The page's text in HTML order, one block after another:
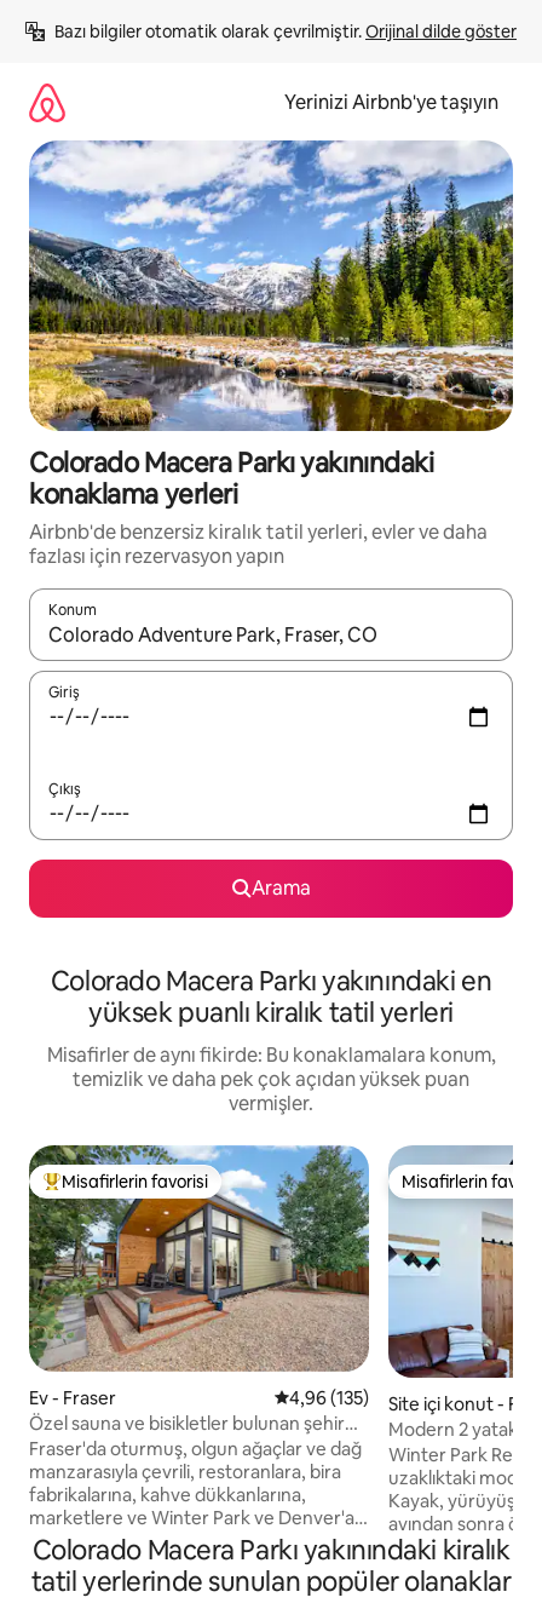
atla
Bazı bilgiler otomatik olarak çevrilmiştir. Orijinal dilde göster
Yerinizi Airbnb'ye taşıyın
Colorado Macera Parkı yakınındaki
konaklama yerleri
Airbnb'de benzersiz kiralık tatil yerleri, evler ve daha
fazlası için rezervasyon yapın
Konum
Sonuçlar kullanılabilir olduğunda yukarı ve aşağı oklarıyla
Giriş
Çıkış
Arama
Colorado Macera Parkı yakınındaki en
yüksek puanlı kiralık tatil yerleri
Misafirler de aynı fikirde: Bu konaklamalara konum,
temizlik ve daha pek çok açıdan yüksek puan
vermişler.
Misafirlerin favorilerinden en beğenilenler arasında
Misafirlerin favorisi
Ev - Fraser 5 üzerinden ortalama 4,96
4,96 (135)
Özel sauna ve bisikletler bulunan şehir
merkezinde lüks ev
Fraser'da oturmuş, olgun ağaçlar ve dağ
manzarasıyla çevrili, restoranlara, bira
fabrikalarına, kahve dükkanlarına,
marketlere ve Winter Park ve Denver'a
ulaşım vasıtalarına birkaç adım uzaklıkta
otantik bir dağ kasabası yaşamını
deneyimleyin. Tam donanımlı bir mutfak
Misafirlerin
Misafirlerin
Site içi konut -
Modern 2 yatak
jakuzi • Winter
Winter Park
uzaklıktaki
Kayak, yürüyüş,
avından sonra
10 fit tavanlı, çift
verandalı, stoklu
kaplamaları olan
Colorado Macera Parkı yakınındaki kiralık
tatil yerlerinde sunulan popüler olanaklar